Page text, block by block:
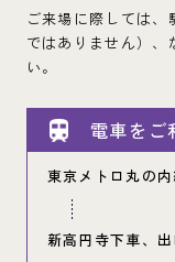
ご来場に際しては
ではありません）、
い。
電車をご
東京メトロ丸の
新高円寺下車、